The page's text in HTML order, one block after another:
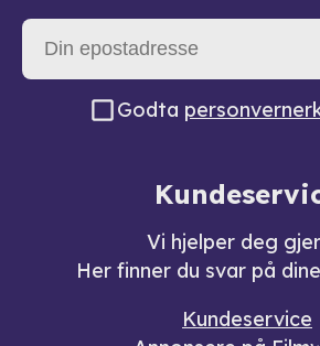
Godta
Vi hjelper deg
Her finner du svar på
Kundeservice